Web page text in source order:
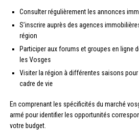
Consulter régulièrement les annonces
S’inscrire auprès des agences
région
Participer aux forums et groupes en ligne
les Vosges
Visiter la région à différentes saisons pour
cadre de vie
En comprenant les spécificités du marché
armé pour identifier les opportunités
votre budget.